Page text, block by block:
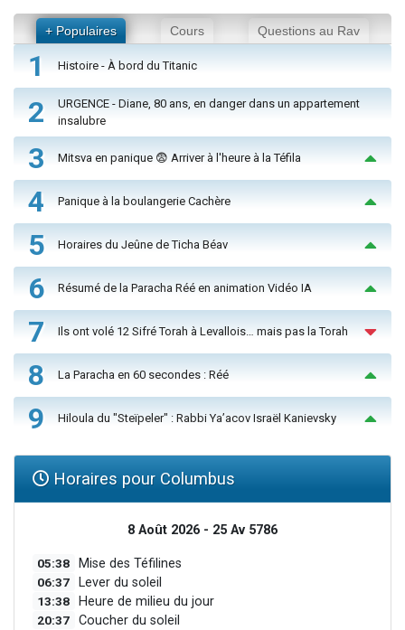
+ Populaires Cours Questions au Rav
1 Histoire - À bord du Titanic
2
URGENCE - Diane, 80 ans, en danger dans un appartement
insalubre
3 Mitsva en panique 😨 Arriver à l'heure à la Téfila
4 Panique à la boulangerie Cachère
5 Horaires du Jeûne de Ticha Béav
6 Résumé de la Paracha Réé en animation Vidéo IA
7 Ils ont volé 12 Sifré Torah à Levallois… mais pas la Torah
8 La Paracha en 60 secondes : Réé
9 Hiloula du "Steïpeler" : Rabbi Ya’acov Israël Kanievsky
Horaires pour Columbus
8 Août 2026 - 25 Av 5786
05:38 Mise des Téfilines
06:37 Lever du soleil
13:38 Heure de milieu du jour
20:37 Coucher du soleil